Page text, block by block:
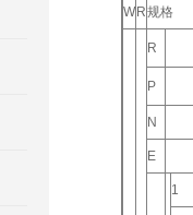
W R规格
R
P
N
E
1